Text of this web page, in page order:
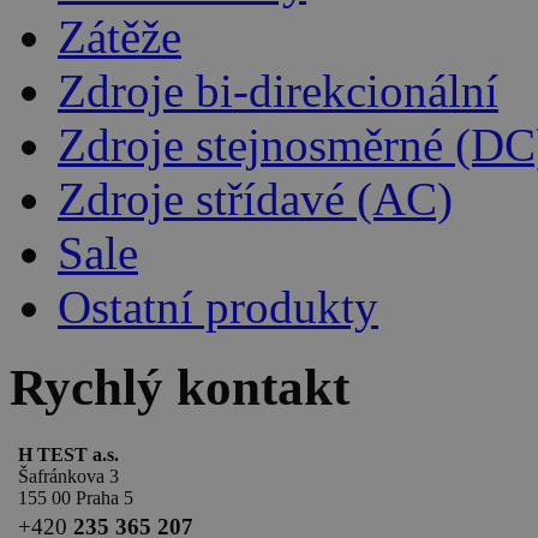
Zátěže
Zdroje bi-direkcionální
Zdroje stejnosměrné
Zdroje střídavé (AC)
Sale
Ostatní produkty
Rychlý kontakt
H TEST a.s.
Šafránkova 3
155 00 Praha 5
+420 235 365 207